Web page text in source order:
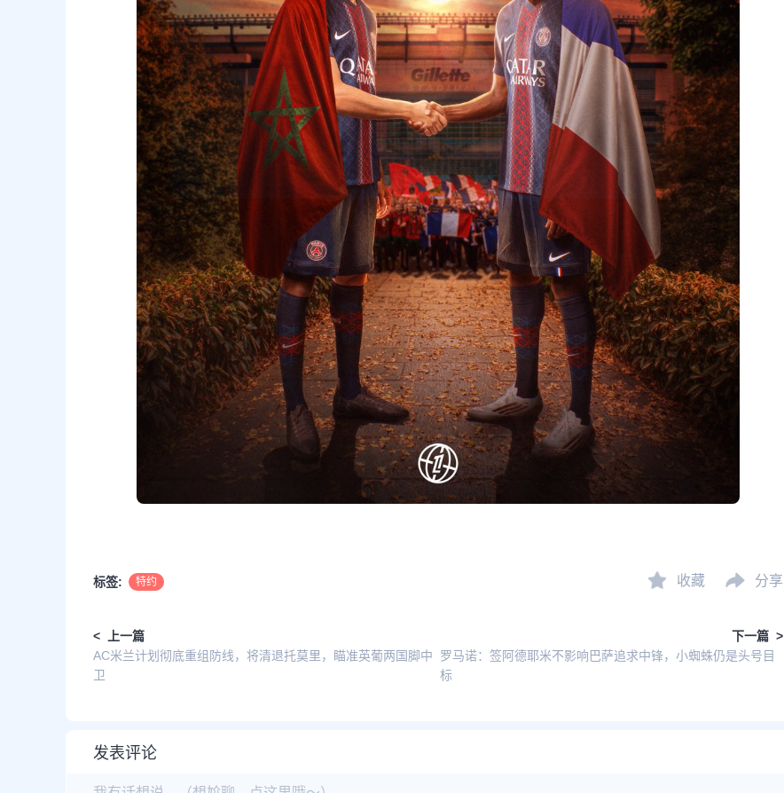
标签: 特约 收藏 分享
< 上一篇
AC米兰计划彻底重组防线，将清退托莫里，瞄准英葡两国脚中
卫
下一篇 >
罗马诺：签阿德耶米不影响巴萨追求中锋，小蜘蛛仍是头号目
标
发表评论